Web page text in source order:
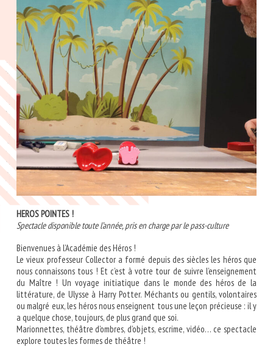
HEROS POINTES !
Spectacle disponible toute l’année, pris en charge par le pass-culture
Bienvenues à l’Académie des Héros !
Le vieux professeur Collector a formé depuis des siècles les héros que
nous connaissons tous ! Et c’est à votre tour de suivre l’enseignement
du Maître ! Un voyage initiatique dans le monde des héros de la
littérature, de Ulysse à Harry Potter. Méchants ou gentils, volontaires
ou malgré eux, les héros nous enseignent tous une leçon précieuse : il y
a quelque chose, toujours, de plus grand que soi.
Marionnettes, théâtre d’ombres, d’objets, escrime, vidéo… ce spectacle
explore toutes les formes de théâtre !